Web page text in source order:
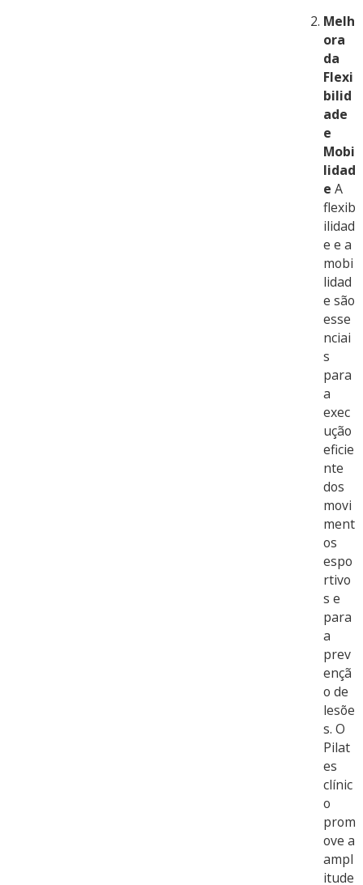
Melh
ora
da
Flexi
bilid
ade
e
Mobi
lidad
e A
flexib
ilidad
e e a
mobi
lidad
e são
esse
nciai
s
para
a
exec
ução
eficie
nte
dos
movi
ment
os
espo
rtivo
s e
para
a
prev
ençã
o de
lesõe
s. O
Pilat
es
clínic
o
prom
ove a
ampl
itude